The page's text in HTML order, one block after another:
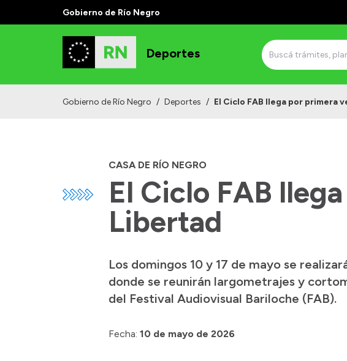
Gobierno de Río Negro
Deportes
Gobierno de Río Negro / Deportes / El Ciclo FAB llega por primera
CASA DE RÍO NEGRO
El Ciclo FAB
Libertad
Los domingos 10 y 17 de mayo se
donde se reunirán largometrajes y
del Festival Audiovisual Bariloche (FAB).
Fecha: 10 de mayo de 2026